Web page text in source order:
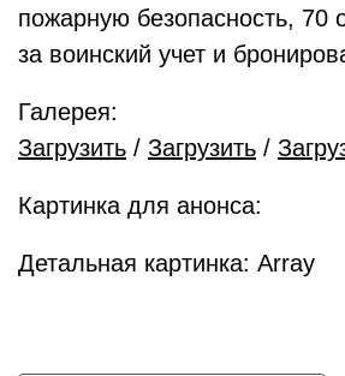
пожарную безопасность, 70
за воинский учет и
Галерея:
Загрузить / Загрузить /
Картинка для анонса:
Детальная картинка: Array